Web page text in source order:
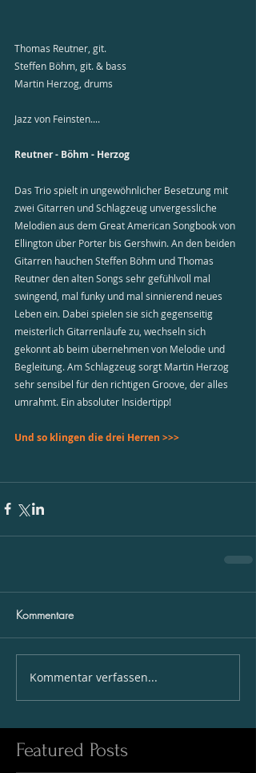
Thomas Reutner, git.
Steffen Böhm, git. & bass
Martin Herzog, drums
Jazz von Feinsten....
Reutner - Böhm - Herzog
Das Trio spielt in ungewöhnlicher Besetzung mit
zwei Gitarren und Schlagzeug unvergessliche
Melodien aus dem Great American Songbook von
Ellington über Porter bis Gershwin. An den beiden
Gitarren hauchen Steffen Böhm und Thomas
Reutner den alten Songs sehr gefühlvoll mal
swingend, mal funky und mal sinnierend neues
Leben ein. Dabei spielen sie sich gegenseitig
meisterlich Gitarrenläufe zu, wechseln sich
gekonnt ab beim übernehmen von Melodie und
Begleitung. Am Schlagzeug sorgt Martin Herzog
sehr sensibel für den richtigen Groove, der alles
umrahmt. Ein absoluter Insidertipp!
Und so klingen die drei Herren >>>
Kommentare
Kommentar verfassen...
Featured Posts